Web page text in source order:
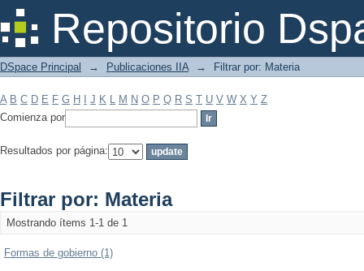
Repositorio
Filtrar por: Materia
DSpace Principal → Publicaciones IIA → Filtrar por: Materia
A B C D E F G H J K L M N O P Q R S T U V W X Y Z
Comienza por
Resultados por página:
Filtrar por: Materia
Mostrando ítems 1-1 de 1
Formas de gobierno (1)